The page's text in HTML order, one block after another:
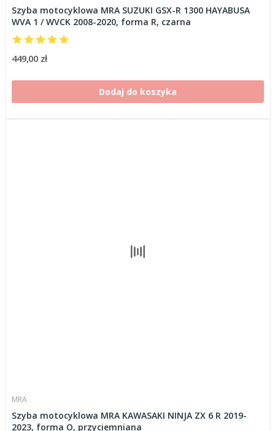
Szyba motocyklowa MRA SUZUKI GSX-R 1300 HAYABUSA
WVA 1 / WVCK 2008-2020, forma R, czarna
449,00 zł
Dodaj do koszyka
MRA
Szyba motocyklowa MRA KAWASAKI NINJA ZX 6 R 2019-
2023, forma O, przyciemniana